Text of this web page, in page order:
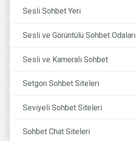
Sesli Sohbet Yeri
Sesli ve Görüntülü Sohbet Odaları
Sesli ve Kameralı Sohbet
Setgon Sohbet Siteleri
Seviyeli Sohbet Siteleri
Sohbet Chat Siteleri